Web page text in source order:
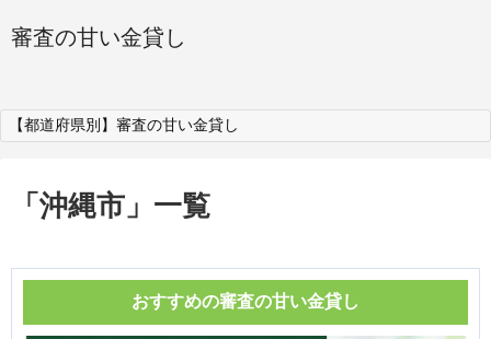
審査の甘い金貸し
【都道府県別】審査の甘い金貸し
「 沖縄市 」 一覧
おすすめの審査の甘い金貸し